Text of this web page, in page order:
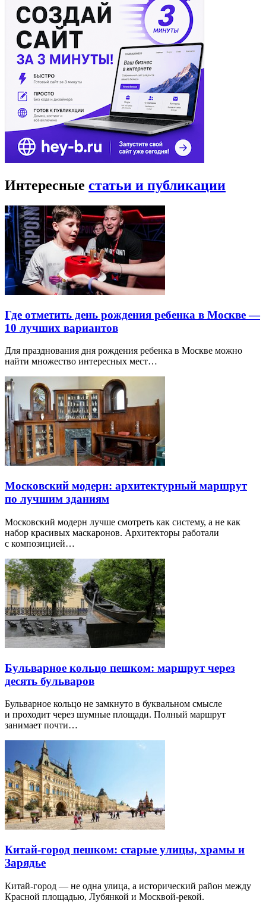
Интересные статьи и публикации
Где отметить день рождения ребенка в Москве —
10 лучших вариантов
Для празднования дня рождения ребенка в Москве можно
найти множество интересных мест…
Московский модерн: архитектурный маршрут
по лучшим зданиям
Московский модерн лучше смотреть как систему, а не как
набор красивых маскаронов. Архитекторы работали
с композицией…
Бульварное кольцо пешком: маршрут через
десять бульваров
Бульварное кольцо не замкнуто в буквальном смысле
и проходит через шумные площади. Полный маршрут
занимает почти…
Китай-город пешком: старые улицы, храмы и
Зарядье
Китай-город — не одна улица, а исторический район между
Красной площадью, Лубянкой и Москвой-рекой.